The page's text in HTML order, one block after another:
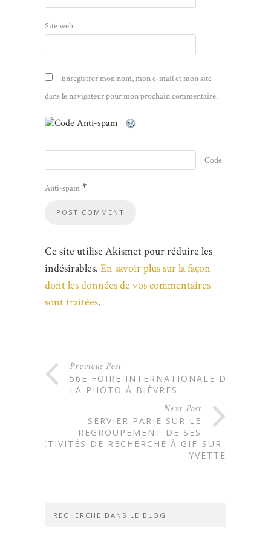
Site web
Enregistrer mon nom, mon e-mail et mon site
dans le navigateur pour mon prochain commentaire.
Code
Anti-spam *
Ce site utilise Akismet pour réduire les
indésirables. En savoir plus sur la façon
dont les données de vos commentaires
sont traitées.
Previous Post
56E FOIRE INTERNATIONALE DE
LA PHOTO À BIÈVRES
Next Post
SERVIER PARIE SUR LE
REGROUPEMENT DE SES
ACTIVITÉS DE RECHERCHE À GIF-SUR-
YVETTE
RECHERCHE DANS LE BLOG